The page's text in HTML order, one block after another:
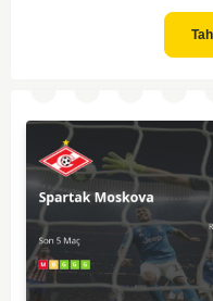
gösteriyor. Toparlayacak